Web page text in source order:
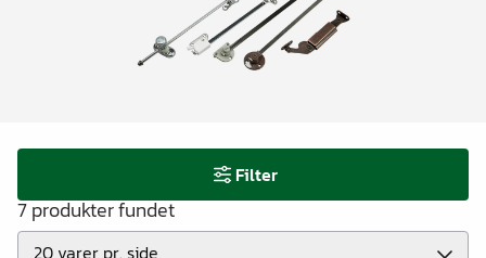
Filter
7 produkter fundet